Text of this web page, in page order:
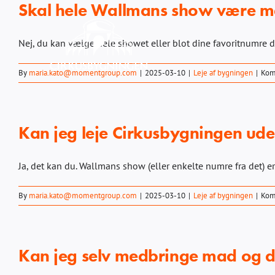
content
Skal hele Wallmans show være
Nej, du kan vælge hele showet eller blot dine favoritnumre
By maria.kato@momentgroup.com | 2025-03-10 | Leje af bygningen |
Kan jeg leje Cirkusbygningen
Ja, det kan du. Wallmans show (eller enkelte numre fra det)
By maria.kato@momentgroup.com | 2025-03-10 | Leje af bygningen |
Kan jeg selv medbringe mad og